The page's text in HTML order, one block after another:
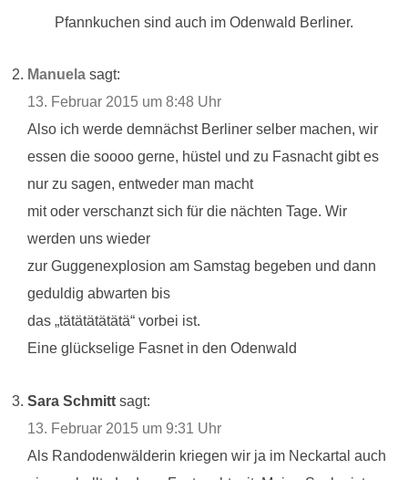
Pfannkuchen sind auch im Odenwald Berliner.
Manuela sagt:
13. Februar 2015 um 8:48 Uhr
Also ich werde demnächst Berliner selber machen, wir
essen die soooo gerne, hüstel und zu Fasnacht gibt es
nur zu sagen, entweder man macht
mit oder verschanzt sich für die nächten Tage. Wir
werden uns wieder
zur Guggenexplosion am Samstag begeben und dann
geduldig abwarten bis
das „tätätätätätä“ vorbei ist.
Eine glückselige Fasnet in den Odenwald
Sara Schmitt sagt:
13. Februar 2015 um 9:31 Uhr
Als Randodenwälderin kriegen wir ja im Neckartal auch